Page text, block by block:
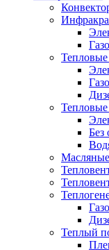
Тепловые
Без
Теплый